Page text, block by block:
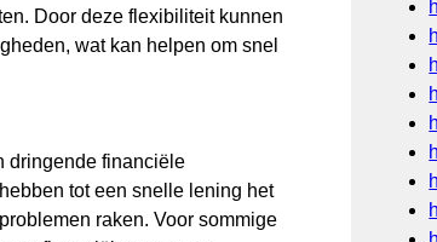
Door deze flexibiliteit kunnen
wat kan helpen om snel
dringende financiële
tot een snelle lening het
raken. Voor sommige